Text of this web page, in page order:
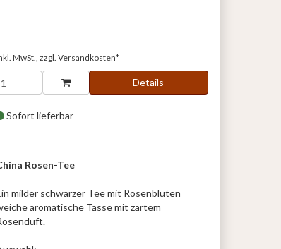
MwSt., zzgl. Versandkosten*
Details
Sofort lieferbar
Rosen-Tee
milder schwarzer Tee mit Rosenblüten
aromatische Tasse mit zartem